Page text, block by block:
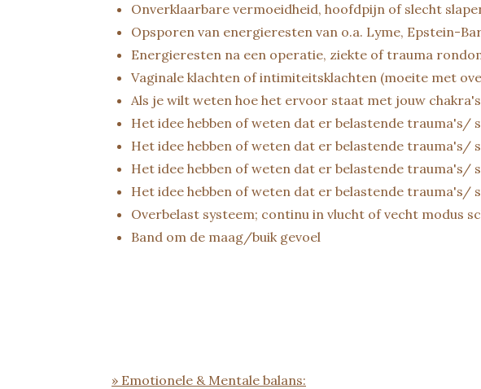
Onverklaarbare vermoeidheid, hoofdpijn of slecht
Opsporen van energieresten van o.a. Lyme, Epstein-
Energieresten na een operatie, ziekte of trauma
Vaginale klachten of intimiteitsklachten (moeite met
Als je wilt weten hoe het ervoor staat met jouw
Het idee hebben of weten dat er belastende
Het idee hebben of weten dat er belastende
Het idee hebben of weten dat er belastende
Het idee hebben of weten dat er belastende trauma's/
Overbelast systeem; continu in vlucht of vecht modus
Band om de maag/buik gevoel
» Emotionele & Mentale balans: